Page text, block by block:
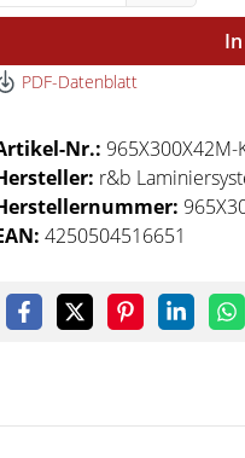
PDF-Datenblatt
Nr.: 965X300X42M-
r&b
4250504516651